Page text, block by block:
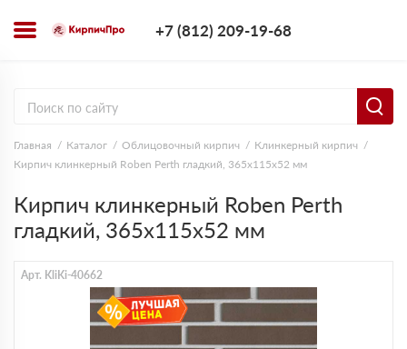
+7 (812) 209-19-68
Главная Каталог Облицовочный кирпич
Клинкерный кирпич
Кирпич клинкерный Roben Perth гладкий, 365х115х52 мм
Кирпич клинкерный Roben Perth
гладкий, 365х115х52 мм
Арт. KliKi-40662